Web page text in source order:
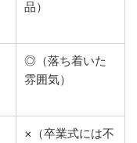
品）
◎（落ち着いた
雰囲気）
×（卒業式には不